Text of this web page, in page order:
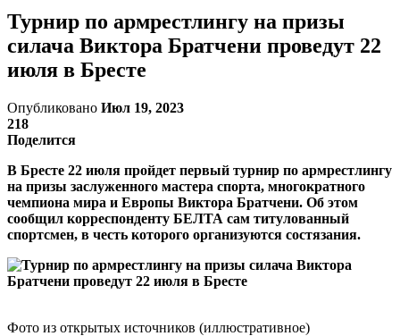
Турнир по армрестлингу на призы
силача Виктора Братчени проведут 22
июля в Бресте
Опубликовано Июл 19, 2023
218
Поделится
В Бресте 22 июля пройдет первый турнир по армрестлингу
на призы заслуженного мастера спорта, многократного
чемпиона мира и Европы Виктора Братчени. Об этом
сообщил корреспонденту БЕЛТА сам титулованный
спортсмен, в честь которого организуются состязания.
Фото из открытых источников (иллюстративное)